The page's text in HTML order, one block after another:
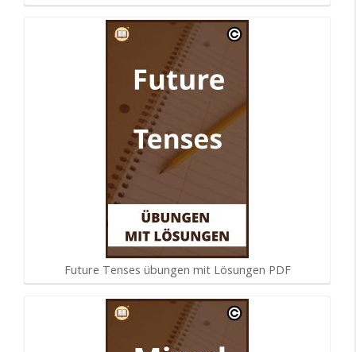
Future Tenses übungen mit Lösungen PDF